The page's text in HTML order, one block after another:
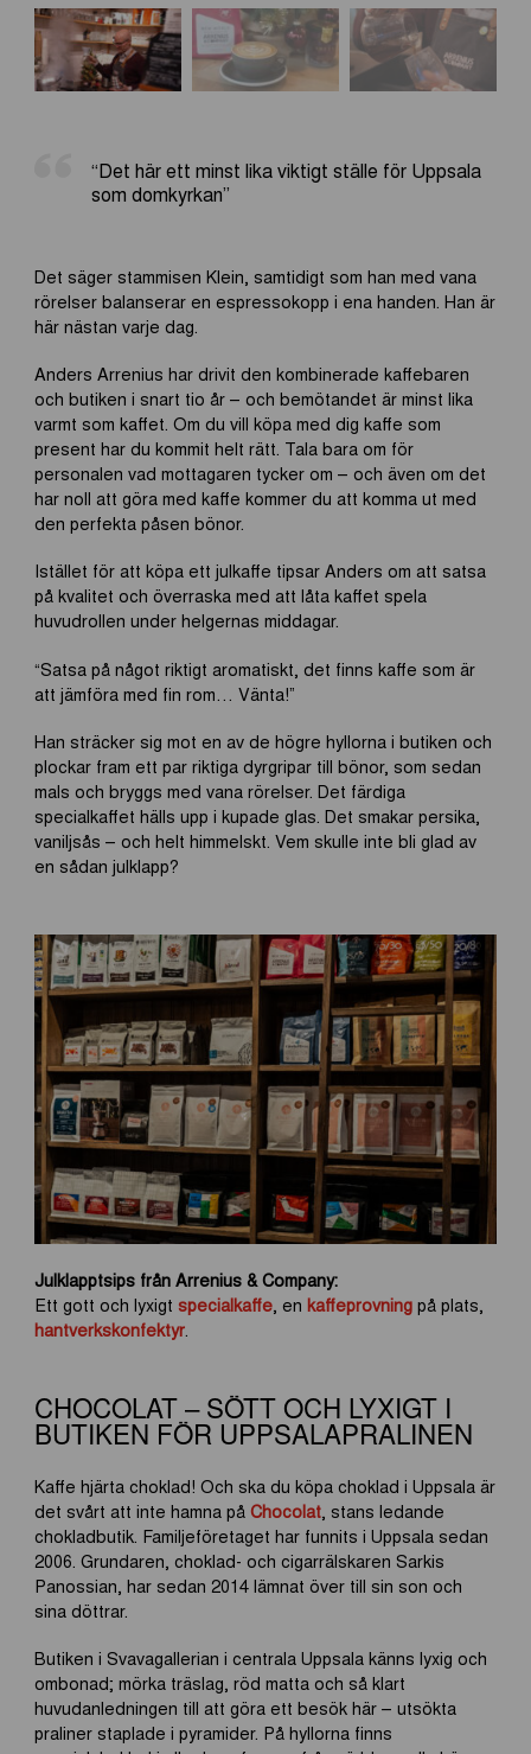
“Det här ett minst lika viktigt ställe för Uppsala
som domkyrkan”
Det säger stammisen Klein, samtidigt som han med vana
rörelser balanserar en espressokopp i ena handen. Han är
här nästan varje dag.
Anders Arrenius har drivit den kombinerade kaffebaren
och butiken i snart tio år – och bemötandet är minst lika
varmt som kaffet. Om du vill köpa med dig kaffe som
present har du kommit helt rätt. Tala bara om för
personalen vad mottagaren tycker om – och även om det
har noll att göra med kaffe kommer du att komma ut med
den perfekta påsen bönor.
Istället för att köpa ett julkaffe tipsar Anders om att satsa
på kvalitet och överraska med att låta kaffet spela
huvudrollen under helgernas middagar.
“Satsa på något riktigt aromatiskt, det finns kaffe som är
att jämföra med fin rom… Vänta!”
Han sträcker sig mot en av de högre hyllorna i butiken och
plockar fram ett par riktiga dyrgripar till bönor, som sedan
mals och bryggs med vana rörelser. Det färdiga
specialkaffet hälls upp i kupade glas. Det smakar persika,
vaniljsås – och helt himmelskt. Vem skulle inte bli glad av
en sådan julklapp?
Julklapptsips från Arrenius & Company:
Ett gott och lyxigt specialkaffe, en kaffeprovning på plats,
hantverkskonfektyr.
CHOCOLAT – SÖTT OCH LYXIGT I
BUTIKEN FÖR UPPSALAPRALINEN
Kaffe hjärta choklad! Och ska du köpa choklad i Uppsala är
det svårt att inte hamna påChocolat, stans ledande
chokladbutik. Familjeföretaget har funnits i Uppsala sedan
2006. Grundaren, choklad- och cigarrälskaren Sarkis
Panossian, har sedan 2014 lämnat över till sin son och
sina döttrar.
Butiken i Svavagallerian i centrala Uppsala känns lyxig och
ombonad; mörka träslag, röd matta och så klart
huvudanledningen till att göra ett besök här – utsökta
praliner staplade i pyramider. På hyllorna finns